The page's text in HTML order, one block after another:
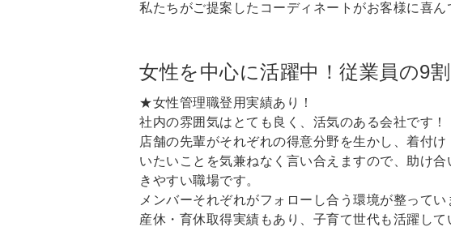
私たちがご提案したコーディネートがお客様に喜ん
女性を中心に活躍中！従業員の9
★女性管理職登用実績あり！
社内の雰囲気はとても良く、活気のある会社です！
店舗の先輩がそれぞれの得意分野を生かし、着付
いたいことを気兼ねなく言い合えますので、助け
きやすい職場です。
メンバーそれぞれがフォローし合う環境が整ってい
産休・育休取得実績もあり、子育て世代も活躍して